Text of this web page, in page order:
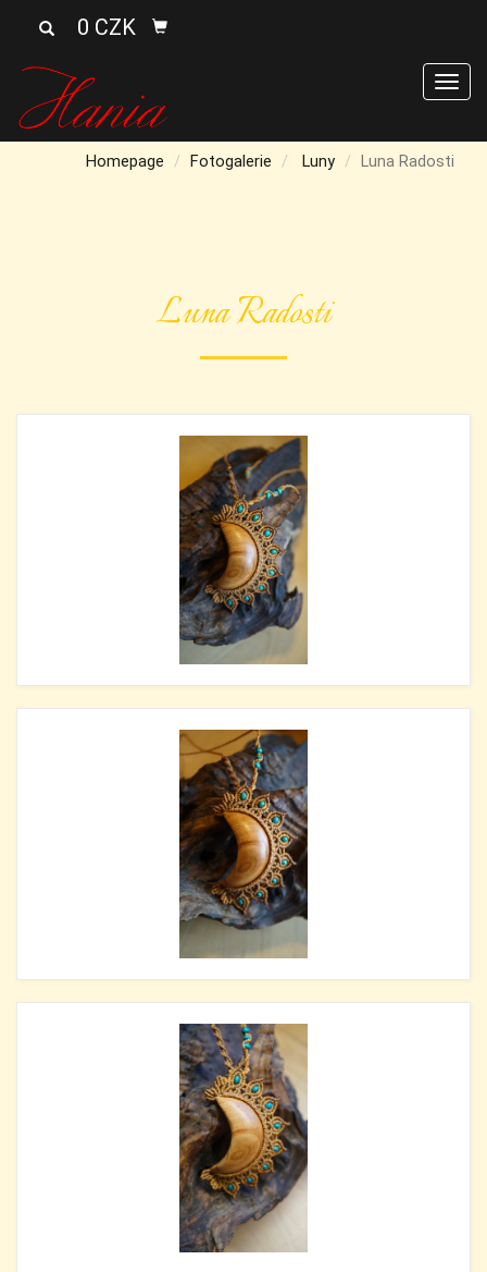
0 CZK
Homepage Fotogalerie Luny Luna Radosti
Luna Radosti